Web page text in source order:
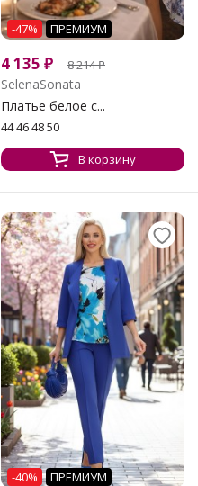
-47% ПРЕМИУМ
4 135 ₽ 8 214₽
SelenaSonata
Платье белое с...
44 46 48 50
В корзину
-40% ПРЕМИУМ